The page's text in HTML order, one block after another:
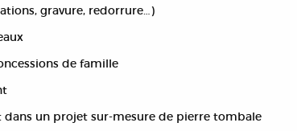
gravure, redorrure…)
de famille
un projet sur-mesure de pierre tombale